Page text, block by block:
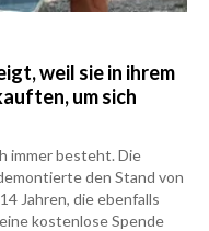
weil sie in ihrem
um sich
immer besteht. Die
den Stand von
Jahren, die ebenfalls
kostenlose Spende